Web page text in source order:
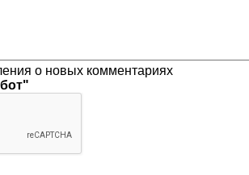
о новых комментариях